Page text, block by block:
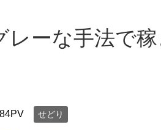
レーな手法で
せどり